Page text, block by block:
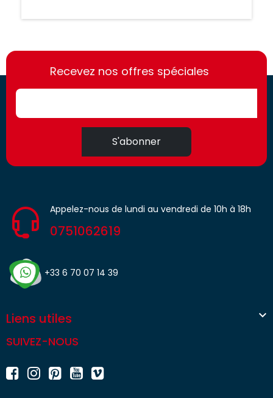
https://france-
access.fr
https://france-
access.fr
Recevez nos offres spéciales
S'abonner
Appelez-nous de lundi au vendredi de 10h à 18h
0751062619
+33 6 70 07 14 39
Liens utiles 
SUIVEZ-NOUS